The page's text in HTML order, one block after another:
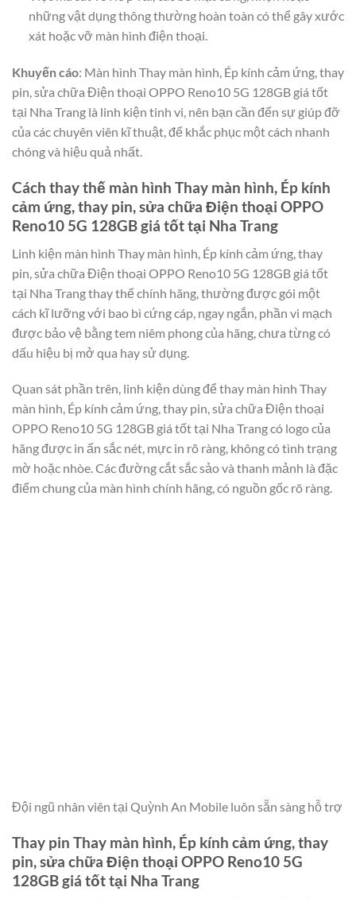
những vật dụng thông thường hoàn toàn có thể gây xước
xát hoặc vỡ màn hình điện thoại.
Khuyến cáo: Màn hình Thay màn hình, Ép kính cảm ứng, thay
pin, sửa chữa Điện thoại OPPO Reno10 5G 128GB giá tốt
tại Nha Trang là linh kiện tinh vi, nên bạn cần đến sự giúp đỡ
của các chuyên viên kĩ thuật, để khắc phục một cách nhanh
chóng và hiệu quả nhất.
Cách thay thế màn hình Thay màn hình, Ép kính
cảm ứng, thay pin, sửa chữa Điện thoại OPPO
Reno10 5G 128GB giá tốt tại Nha Trang
Linh kiện màn hình Thay màn hình, Ép kính cảm ứng, thay
pin, sửa chữa Điện thoại OPPO Reno10 5G 128GB giá tốt
tại Nha Trang thay thế chính hãng, thường được gói một
cách kĩ lưỡng với bao bì cứng cáp, ngay ngắn, phần vi mạch
được bảo vệ bằng tem niêm phong của hãng, chưa từng có
dấu hiệu bị mở qua hay sử dụng.
Quan sát phần trên, linh kiện dùng để thay màn hình Thay
màn hình, Ép kính cảm ứng, thay pin, sửa chữa Điện thoại
OPPO Reno10 5G 128GB giá tốt tại Nha Trang có logo của
hãng được in ấn sắc nét, mực in rõ ràng, không có tình trạng
mờ hoặc nhòe. Các đường cắt sắc sảo và thanh mảnh là đặc
điểm chung của màn hình chính hãng, có nguồn gốc rõ ràng.
Đội ngũ nhân viên tại Quỳnh An Mobile luôn sẵn sàng hỗ trợ
Thay pin Thay màn hình, Ép kính cảm ứng, thay
pin, sửa chữa Điện thoại OPPO Reno10 5G
128GB giá tốt tại Nha Trang